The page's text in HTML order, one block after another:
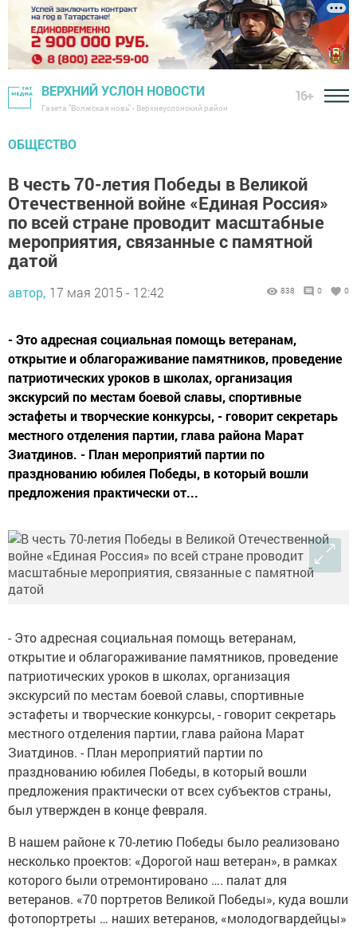
ВЕРХНИЙ УСЛОН НОВОСТИ
Газета "Волжская новь" - Верхнеуслонский район
16+
ОБЩЕСТВО
В честь 70-летия Победы в Великой
Отечественной войне «Единая Россия»
по всей стране проводит масштабные
мероприятия, связанные с памятной
датой
автор, 17 мая 2015 - 12:42 838 0 0
- Это адресная социальная помощь ветеранам,
открытие и облагораживание памятников, проведение
патриотических уроков в школах, организация
экскурсий по местам боевой славы, спортивные
эстафеты и творческие конкурсы, - говорит секретарь
местного отделения партии, глава района Марат
Зиатдинов. - План мероприятий партии по
празднованию юбилея Победы, в который вошли
предложения практически от...
- Это адресная социальная помощь ветеранам,
открытие и облагораживание памятников, проведение
патриотических уроков в школах, организация
экскурсий по местам боевой славы, спортивные
эстафеты и творческие конкурсы, - говорит секретарь
местного отделения партии, глава района Марат
Зиатдинов. - План мероприятий партии по
празднованию юбилея Победы, в который вошли
предложения практически от всех субъектов страны,
был утвержден в конце февраля.
В нашем районе к 70-летию Победы было реализовано
несколько проектов: «Дорогой наш ветеран», в рамках
которого были отремонтировано …. палат для
ветеранов. «70 портретов Великой Победы», куда вошли
фотопортреты … наших ветеранов, «молодогвардейцы»